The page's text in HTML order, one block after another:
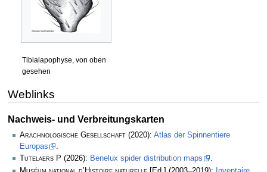
Tibialapophyse, von oben
gesehen
Weblinks
Nachweis- und Verbreitungskarten
Arachnologische Gesellschaft (2020): Atlas der Spinnentiere
Europas
.
Tutelaers P (2026): Benelux spider distribution maps
.